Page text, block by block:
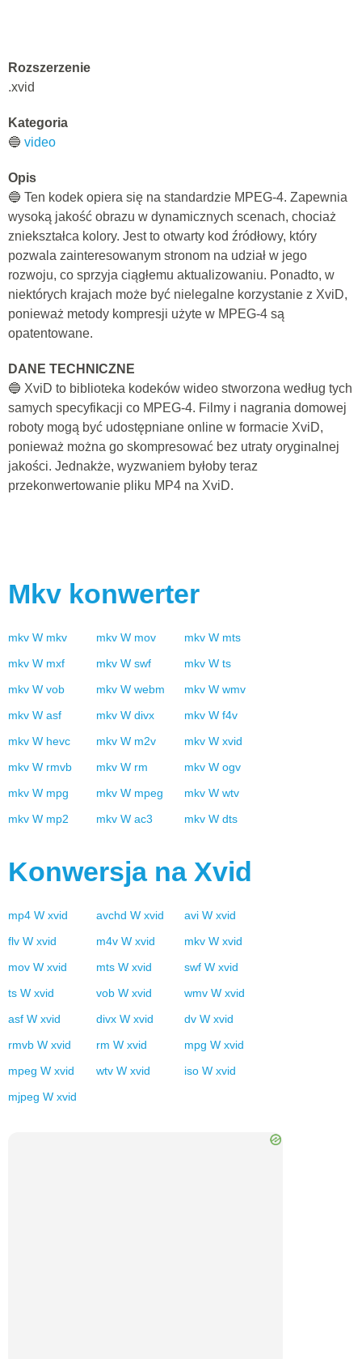
Rozszerzenie
.xvid
Kategoria
🔵 video
Opis
🔵 Ten kodek opiera się na standardzie MPEG-4. Zapewnia
wysoką jakość obrazu w dynamicznych scenach, chociaż
zniekształca kolory. Jest to otwarty kod źródłowy, który
pozwala zainteresowanym stronom na udział w jego
rozwoju, co sprzyja ciągłemu aktualizowaniu. Ponadto, w
niektórych krajach może być nielegalne korzystanie z XviD,
ponieważ metody kompresji użyte w MPEG-4 są
opatentowane.
DANE TECHNICZNE
🔵 XviD to biblioteka kodeków wideo stworzona według tych
samych specyfikacji co MPEG-4. Filmy i nagrania domowej
roboty mogą być udostępniane online w formacie XviD,
ponieważ można go skompresować bez utraty oryginalnej
jakości. Jednakże, wyzwaniem byłoby teraz
przekonwertowanie pliku MP4 na XviD.
Mkv konwerter
mkv W mkv mkv W mov mkv W mts
mkv W mxf mkv W swf mkv W ts
mkv W vob mkv W webm mkv W wmv
mkv W asf mkv W divx mkv W f4v
mkv W hevc mkv W m2v mkv W xvid
mkv W rmvb mkv W rm mkv W ogv
mkv W mpg mkv W mpeg mkv W wtv
mkv W mp2 mkv W ac3 mkv W dts
Konwersja na Xvid
mp4 W xvid avchd W xvid avi W xvid
flv W xvid m4v W xvid mkv W xvid
mov W xvid mts W xvid swf W xvid
ts W xvid vob W xvid wmv W xvid
asf W xvid divx W xvid dv W xvid
rmvb W xvid rm W xvid mpg W xvid
mpeg W xvid wtv W xvid iso W xvid
mjpeg W xvid